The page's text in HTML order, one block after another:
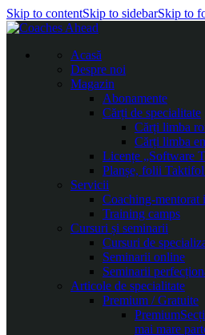
Skip to contentSkip to sidebarSkip to
Acasă
Despre noi
Magazin
Abonamente
Cărți de specialitate
Cărți limba
Cărți limba
Licențe „Software
Planșe, folii
Servicii
Coaching-mentorat
Training camps
Cursuri și seminarii
Cursuri de
Seminarii online
Seminarii
Articole de specialitate
Premium / Gratuite
Premium
mai mare